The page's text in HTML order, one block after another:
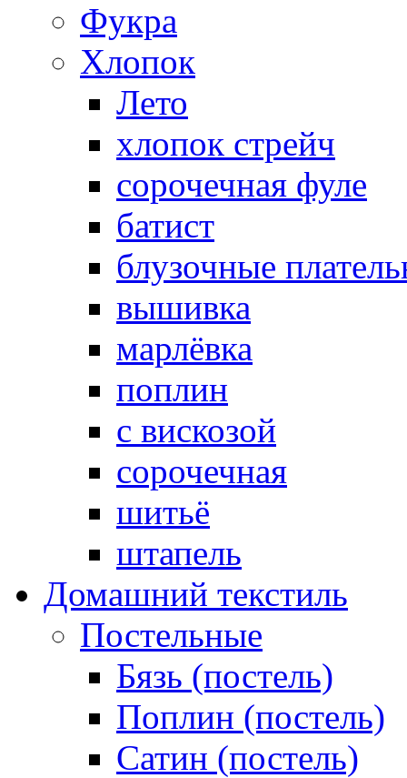
Фукра
Хлопок
Лето
хлопок стрейч
cорочечная фуле
батист
блузочные
вышивка
марлёвка
поплин
с вискозой
сорочечная
шитьё
штапель
Домашний текстиль
Постельные
Бязь (постель)
Поплин (постель)
Сатин (постель)